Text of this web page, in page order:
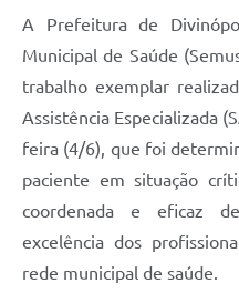
A Prefeitura de
Municipal de Saúde
trabalho exemplar
Assistência Especializada
feira (4/6), que foi
paciente em situação
coordenada e eficaz
excelência dos
rede municipal de saúde.